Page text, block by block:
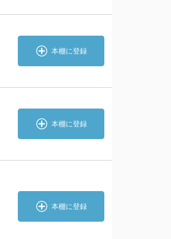
本棚に登録
本棚に登録
本棚に登録